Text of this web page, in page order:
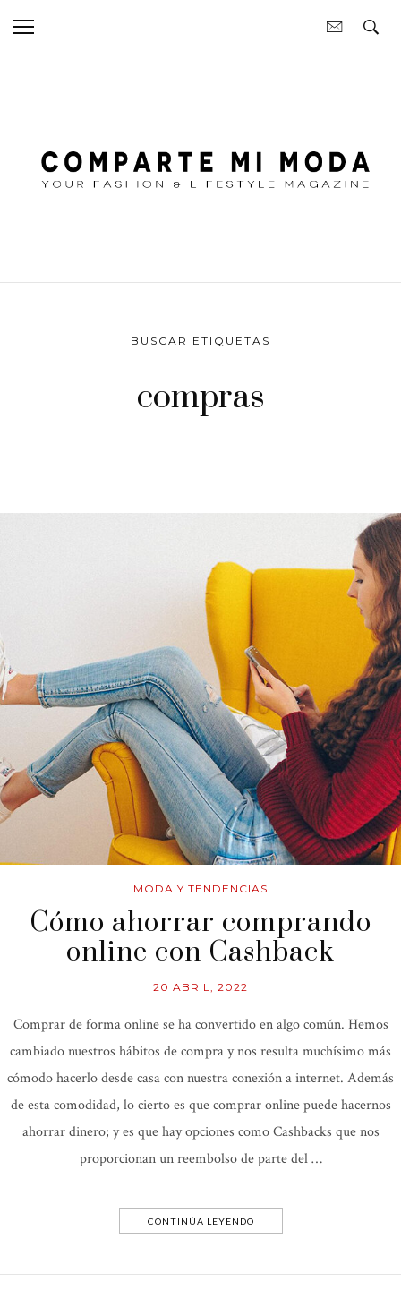
BUSCAR ETIQUETAS
compras
MODA Y TENDENCIAS
Cómo ahorrar comprando
online con Cashback
20 ABRIL, 2022
Comprar de forma online se ha convertido en algo común. Hemos
cambiado nuestros hábitos de compra y nos resulta muchísimo más
cómodo hacerlo desde casa con nuestra conexión a internet. Además
de esta comodidad, lo cierto es que comprar online puede hacernos
ahorrar dinero; y es que hay opciones como Cashbacks que nos
proporcionan un reembolso de parte del …
CONTINÚA LEYENDO